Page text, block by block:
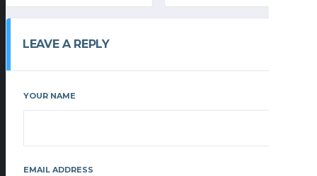
LEAVE A REPLY
YOUR NAME
EMAIL ADDRESS